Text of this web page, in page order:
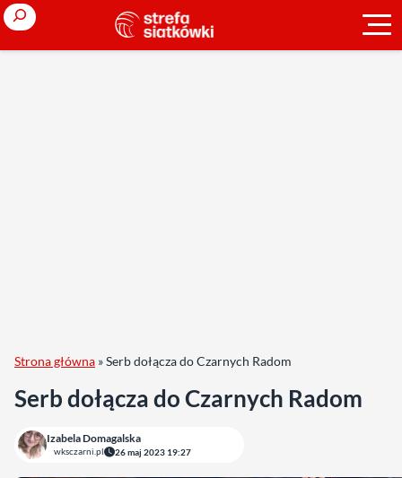
Search
Strona główna »Serb dołącza do Czarnych Radom
Serb dołącza do Czarnych Radom
Izabela Domagalska
wksczarni.pl 26 maj 2023 19:27